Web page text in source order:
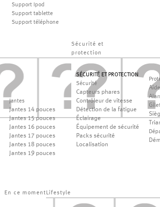
Support Ipod
Support tablette
Support téléphone
Sécurité et
protection
SÉCURITÉ ET PROTECTION
Sécurité
Capteurs phares
Contrôleur de vitesse
Détection de la fatigue
Éclairage
Équipement de sécurité
Packs sécurité
Localisation
Jantes
Jantes 14 pouces
Jantes 15 pouces
Jantes 16 pouces
Jantes 17 pouces
Jantes 18 pouces
Jantes 19 pouces
Lifestyle
En ce moment